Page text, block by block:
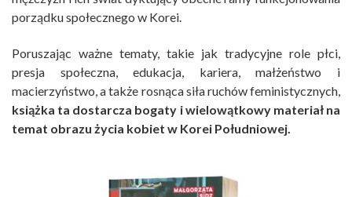
porządku społecznego w Korei.
Poruszając ważne tematy, takie jak tradycyjne role płci,
presja społeczna, edukacja, kariera, małżeństwo i
macierzyństwo, a także rosnąca siła ruchów feministycznych,
książka ta dostarcza bogaty i wielowątkowy materiał na
temat obrazu życia kobiet w Korei Południowej.